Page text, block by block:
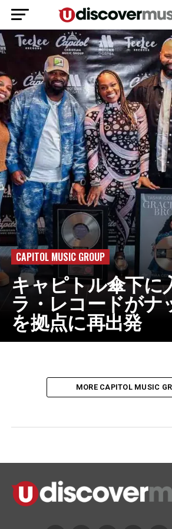
CAPITOL MUSIC GROUP
キャピトル傘下に
ラ・レコードがナ
を拠点に再出発
MORE CAPITOL MUSIC